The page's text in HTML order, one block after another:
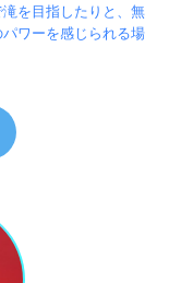
を目指したりと、無
ワーを感じられる場